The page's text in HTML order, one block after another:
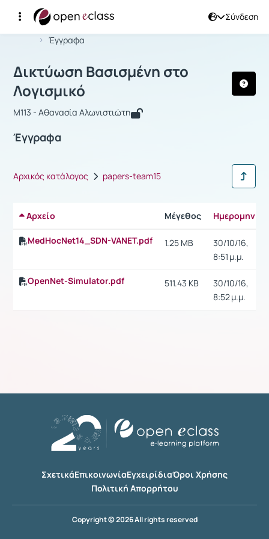
Σύνδεση
Αρχική Σελίδα
Έγγραφα
Μάθημα : Δικτύωση Βασισμένη στο
Δικτύωση Βασισμένη στο
Λογισμικό
M113 - Αθανασία Αλωνιστιώτη
Έγγραφα
Αρχικός κατάλογος papers-team15
Αρχείο Μέγεθος Ημερομηνία
MedHocNet14_SDN-VANET.pdf 1.25 MB
30/10/16,
8:51 μ.μ.
OpenNet-Simulator.pdf 511.43 KB
30/10/16,
8:52 μ.μ.
ΣχετικάΕπικοινωνίαΕγχειρίδιαΌροι Χρήσης
Πολιτική Απορρήτου
Copyright © 2026 All rights reserved